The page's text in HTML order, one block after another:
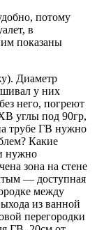
потому
в
показаны
Диаметр
у них
него, погреют
углы под 90гр,
трубе ГВ нужно
Какие
нужно
зона на стене
— доступная
между
из ванной
перегородки